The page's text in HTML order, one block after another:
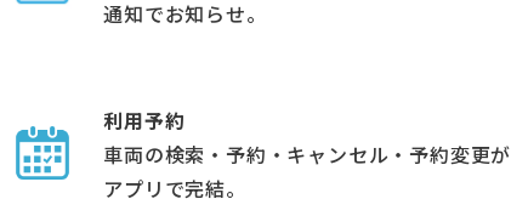
通知でお知らせ。
利用予約
車両の検索・予約・キャンセル・予約変更が
アプリで完結。